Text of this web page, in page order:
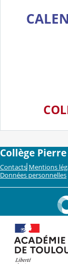
Collège
Contacts Mentions
Données personnelles